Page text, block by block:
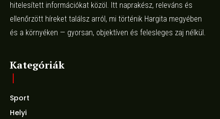
hitelesített információkat közöl. Itt naprakész, releváns és
ellenőrzött híreket találsz arról, mi történik Hargita megyében
és a környéken — gyorsan, objektíven és felesleges zaj nélkül.
Kategóriák
Sport
Helyi